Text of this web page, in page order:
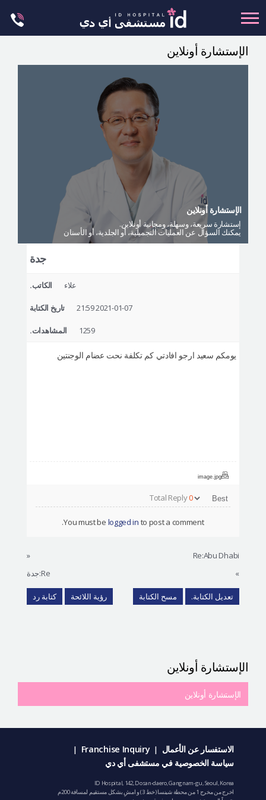
to
content
العمليات البسيطة
العيادة الجلدية
الإستشارة أونلاين
الإستشارة أونلاين
إستشارة سريعة، وسهلة، ومجانية أونلاين.
يمكنك السؤال عن العمليات التجميلية، أو الجلدية، أو الأسنان
جدة
الكاتب. علاء
تاريخ الكتابة 2021-01-07 21:59
المشاهدات. 1259
يومكم سعيد ارجو افادتي كم تكلفة نحت عضام الوجنتين
image.jpg
Total Reply0
You must be logged in to post a comment.
«
Re:Abu Dhabi
Re:جدة
»
رؤية اللائحة كتابة رد تعديل الكتابة. مسح الكتابة
الإستشارة أونلاين
الإستشارة أونلاين
الاستفسار عن الأعمال Franchise Inquiry
سياسة الخصوصية في مستشفى أي دي
ID Hospital, 142, Dosan-daero, Gangnam-gu, Seoul, Korea
اخرج من مخرج 1 من محطة شينسا (خط 3) و امشِ بشكل مستقيم لمسافة 200م